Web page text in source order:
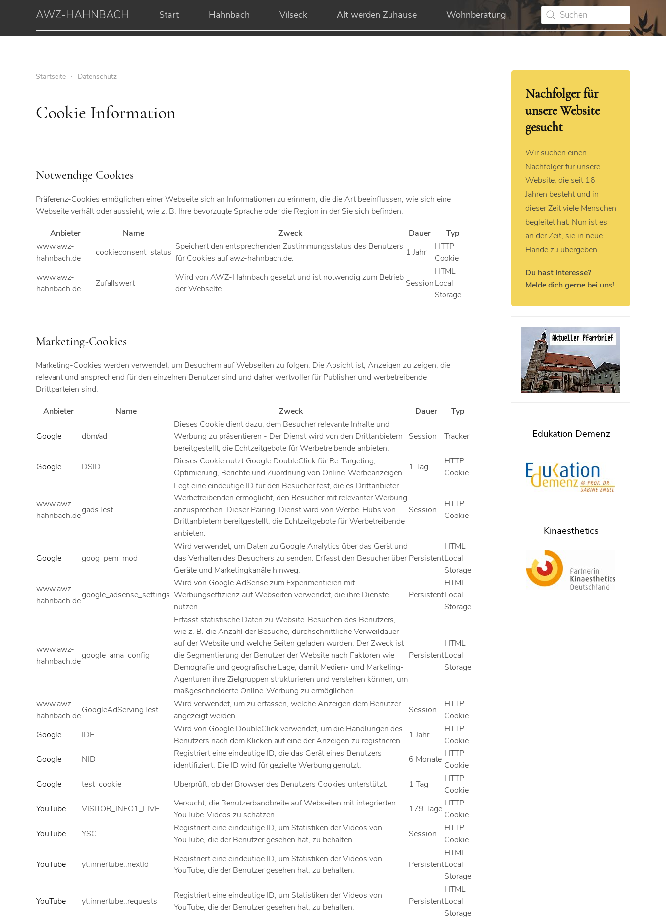
AWZ-HAHNBACH Start Hahnbach Vilseck Alt werden Zuhause Wohnberatung
Startseite Datenschutz
Cookie Information
Notwendige Cookies
Präferenz-Cookies ermöglichen einer Webseite sich an Informationen zu erinnern, die die Art beeinflussen, wie sich eine
Webseite verhält oder aussieht, wie z. B. Ihre bevorzugte Sprache oder die Region in der Sie sich befinden.
Anbieter Name Zweck Dauer
Typ
www.awz-
hahnbach.de
cookieconsent_status
Speichert den entsprechenden Zustimmungsstatus des Benutzers
für Cookies auf awz-hahnbach.de.
1 Jahr
HTTP
Cookie
www.awz-
hahnbach.de
Zufallswert
Wird von AWZ-Hahnbach gesetzt und ist notwendig zum Betrieb
der Webseite
Session
HTML
Local
Storage
Marketing-Cookies
Marketing-Cookies werden verwendet, um Besuchern auf Webseiten zu folgen. Die Absicht ist, Anzeigen zu zeigen, die
relevant und ansprechend für den einzelnen Benutzer sind und daher wertvoller für Publisher und werbetreibende
Drittparteien sind.
Anbieter Name Zweck Dauer Typ
Google dbm/ad
Dieses Cookie dient dazu, dem Besucher relevante Inhalte und
Werbung zu präsentieren - Der Dienst wird von den Drittanbietern
bereitgestellt, die Echtzeitgebote für Werbetreibende anbieten.
Session Tracker
Google DSID
Dieses Cookie nutzt Google DoubleClick für Re-Targeting,
Optimierung, Berichte und Zuordnung von Online-Werbeanzeigen.
1 Tag
HTTP
Cookie
www.awz-
hahnbach.de
gadsTest
Legt eine eindeutige ID für den Besucher fest, die es Drittanbieter-
Werbetreibenden ermöglicht, den Besucher mit relevanter Werbung
anzusprechen. Dieser Pairing-Dienst wird von Werbe-Hubs von
Drittanbietern bereitgestellt, die Echtzeitgebote für Werbetreibende
anbieten.
Session
HTTP
Cookie
Google goog_pem_mod
Wird verwendet, um Daten zu Google Analytics über das Gerät und
das Verhalten des Besuchers zu senden. Erfasst den Besucher über
Geräte und Marketingkanäle hinweg.
Persistent
HTML
Local
Storage
www.awz-
hahnbach.de
google_adsense_settings
Wird von Google AdSense zum Experimentieren mit
Werbungseffizienz auf Webseiten verwendet, die ihre Dienste
nutzen.
Persistent
HTML
Local
Storage
www.awz-
hahnbach.de
google_ama_config
Erfasst statistische Daten zu Website-Besuchen des Benutzers,
wie z. B. die Anzahl der Besuche, durchschnittliche Verweildauer
auf der Website und welche Seiten geladen wurden. Der Zweck ist
die Segmentierung der Benutzer der Website nach Faktoren wie
Demografie und geografische Lage, damit Medien- und Marketing-
Agenturen ihre Zielgruppen strukturieren und verstehen können, um
maßgeschneiderte Online-Werbung zu ermöglichen.
Persistent
HTML
Local
Storage
www.awz-
hahnbach.de
GoogleAdServingTest
Wird verwendet, um zu erfassen, welche Anzeigen dem Benutzer
angezeigt werden.
Session
HTTP
Cookie
Google
IDE
Wird von Google DoubleClick verwendet, um die Handlungen des
Benutzers nach dem Klicken auf eine der Anzeigen zu registrieren.
1 Jahr
HTTP
Cookie
Google
NID
Registriert eine eindeutige ID, die das Gerät eines Benutzers
identifiziert. Die ID wird für gezielte Werbung genutzt.
6 Monate
HTTP
Cookie
Google
test_cookie Überprüft, ob der Browser des Benutzers Cookies unterstützt. 1 Tag
HTTP
Cookie
YouTube
VISITOR_INFO1_LIVE
Versucht, die Benutzerbandbreite auf Webseiten mit integrierten
YouTube-Videos zu schätzen.
179 Tage
HTTP
Cookie
YouTube
YSC
Registriert eine eindeutige ID, um Statistiken der Videos von
YouTube, die der Benutzer gesehen hat, zu behalten.
Session
HTTP
Cookie
YouTube yt.innertube::nextId
Registriert eine eindeutige ID, um Statistiken der Videos von
YouTube, die der Benutzer gesehen hat, zu behalten.
Persistent
HTML
Local
Storage
YouTube yt.innertube::requests
Registriert eine eindeutige ID, um Statistiken der Videos von
YouTube, die der Benutzer gesehen hat, zu behalten.
Persistent
HTML
Local
Storage
Nachfolger für
unsere Website
gesucht
Wir suchen einen
Nachfolger für unsere
Website, die seit 16
Jahren besteht und in
dieser Zeit viele Menschen
begleitet hat. Nun ist es
an der Zeit, sie in neue
Hände zu übergeben.
Du hast Interesse?
Melde dich gerne bei uns!
Edukation Demenz
Kinaesthetics